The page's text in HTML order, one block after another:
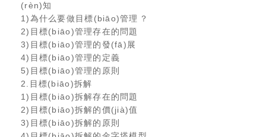
(rèn)知
1)為什么要做目標(biāo)管理？
2)目標(biāo)管理存在的問題
3)目標(biāo)管理的發(fā)展
4)目標(biāo)管理的定義
5)目標(biāo)管理的原則
2.目標(biāo)拆解
1)目標(biāo)拆解存在的問題
2)目標(biāo)拆解的價(jià)值
3)目標(biāo)拆解的原則